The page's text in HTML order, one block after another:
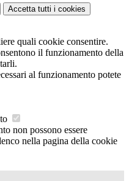
Accetta tutti i cookies
quali cookie consentire.
il funzionamento della
al funzionamento potete
non possono essere
nella pagina della cookie